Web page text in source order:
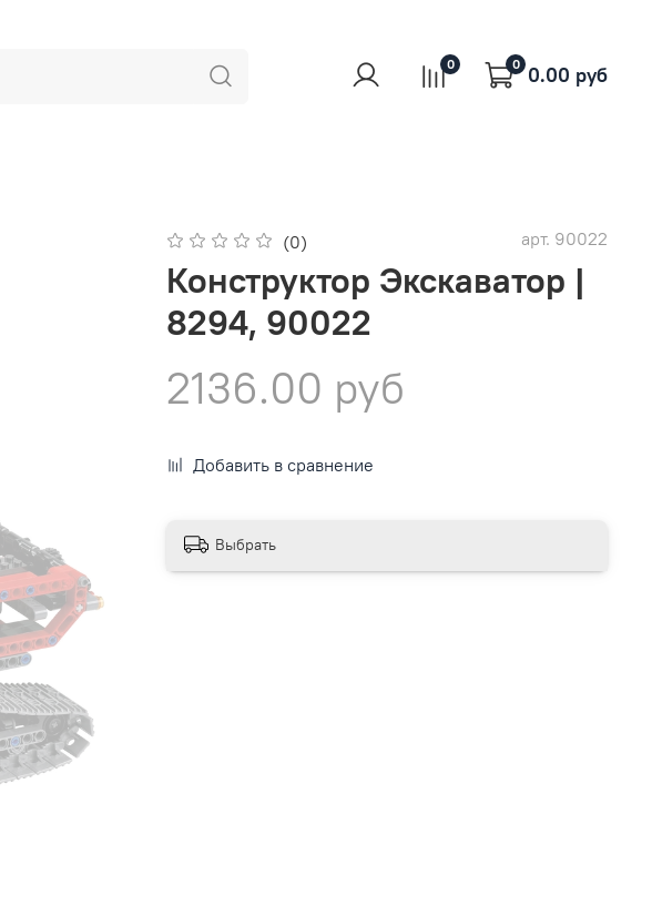
0 0 0.00 руб
(0) арт. 90022
Конструктор Экскаватор |
8294, 90022
2136.00 руб
Добавить в сравнение
Выбрать